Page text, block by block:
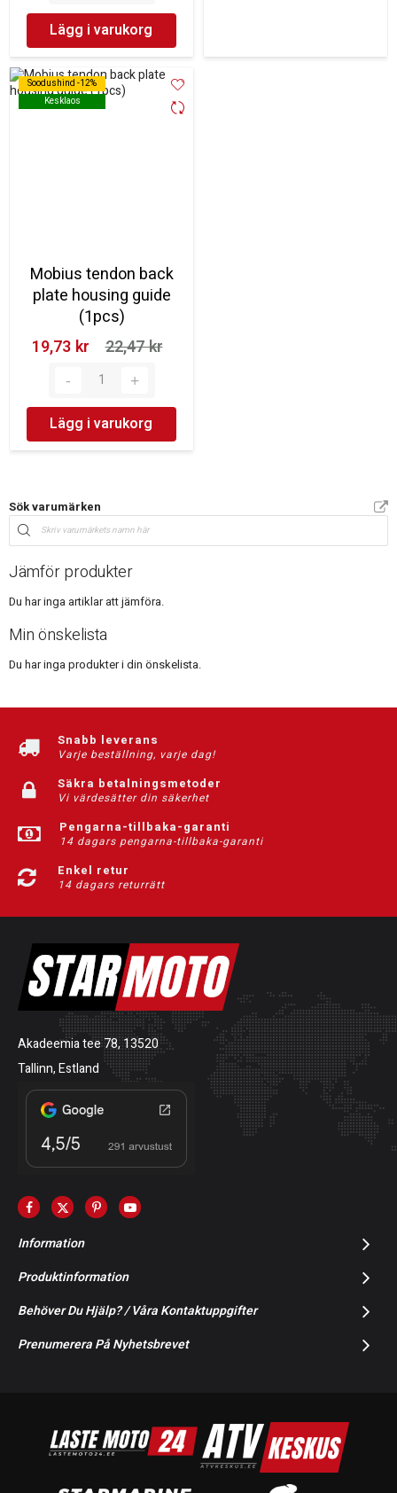
Lägg i varukorg
Soodushind -12%
Kesklaos
Soodushind -12%
Kesklaos
Mobius tendon back
plate housing guide
(1pcs)
19,73 kr‎
22,47 kr‎
Lägg i varukorg
Sök varumärken
Jämför produkter
Du har inga artiklar att jämföra.
Min önskelista
Du har inga produkter i din önskelista.
Snabb leverans
Varje beställning, varje dag!
Säkra betalningsmetoder
Vi värdesätter din säkerhet
Pengarna-tillbaka-garanti
14 dagars pengarna-tillbaka-garanti
Enkel retur
14 dagars returrätt
Akadeemia tee 78, 13520
Tallinn, Estland
Information
Produktinformation
Behöver Du Hjälp? / Våra Kontaktuppgifter
Prenumerera På Nyhetsbrevet